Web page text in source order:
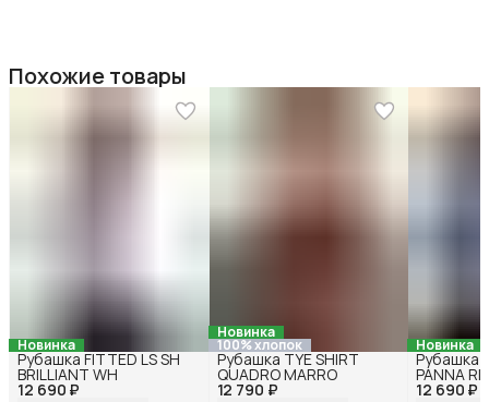
Похожие товары
Новинка
12 690 ₽
Рубашка FITTED LS SH
BRILLIANT WH
Новинка
100% хлопок
12 790 ₽
Рубашка TYE SHIRT
QUADRO MARRO
Новинка
12 690 ₽
Рубашка
PANNA